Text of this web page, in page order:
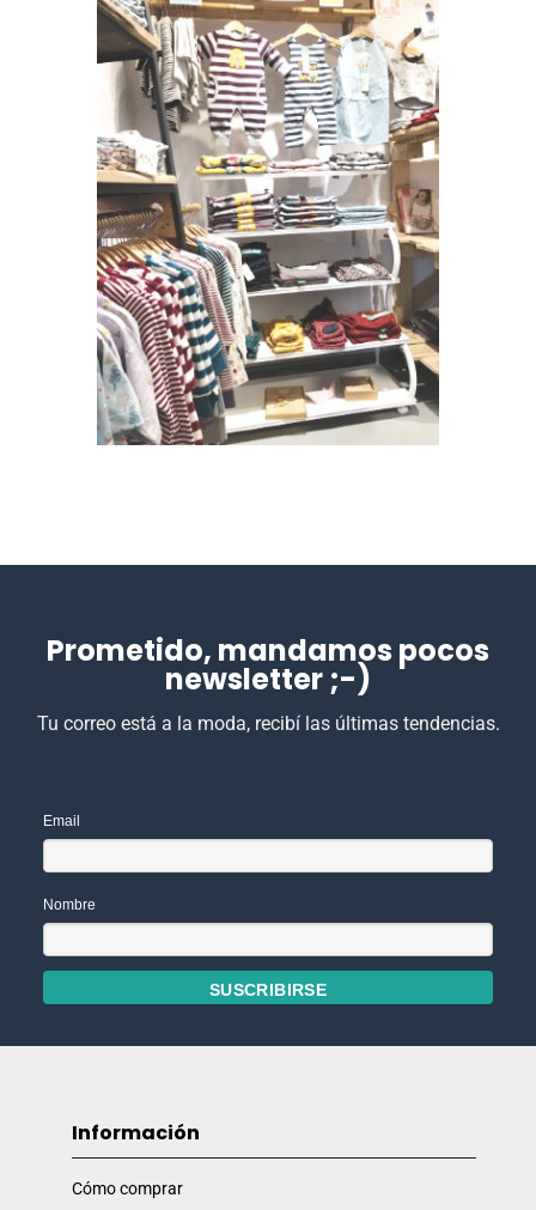
Prometido, mandamos pocos
newsletter ;-)
Tu correo está a la moda, recibí las últimas tendencias.
Email
Nombre
Información
Cómo comprar